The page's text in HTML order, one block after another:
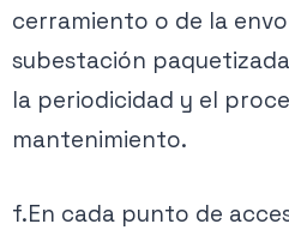
cerramiento o de la
subestación
la periodicidad y el
mantenimiento.
f.En cada punto de